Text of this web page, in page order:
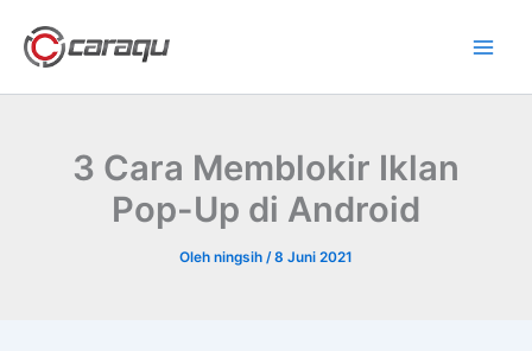
konten
3 Cara Memblokir Iklan
Pop-Up di Android
Oleh ningsih /8 Juni 2021